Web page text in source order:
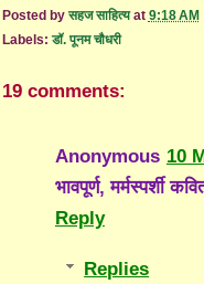
Posted byसहज साहित्य at 9:18 AM
Labels:डॉ. पूनम चौधरी
19 comments:
Anonymous 10
भावपूर्ण, मर्मस्पर्शी
Reply
Replies